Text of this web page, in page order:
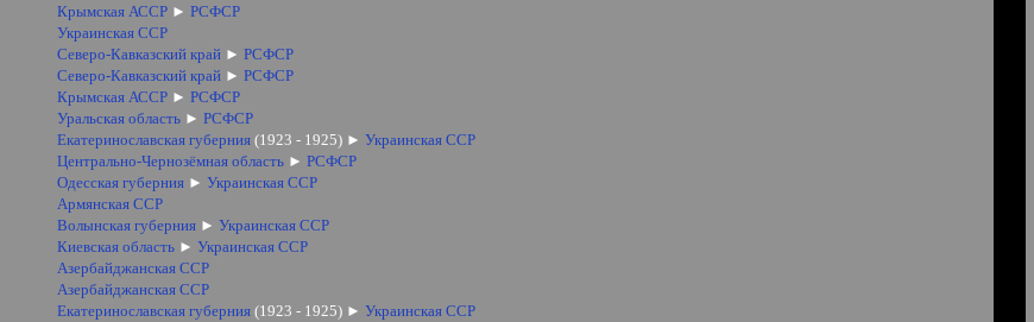
Крымская АССР ► РСФСР
Украинская ССР
Северо-Кавказский край ► РСФСР
Северо-Кавказский край ► РСФСР
Крымская АССР ► РСФСР
Уральская область ► РСФСР
Екатеринославская губерния (1923 - 1925) ► Украинская ССР
Центрально-Чернозёмная область ► РСФСР
Одесская губерния ► Украинская ССР
Армянская ССР
Волынская губерния ► Украинская ССР
Киевская область ► Украинская ССР
Азербайджанская ССР
Азербайджанская ССР
Екатеринославская губерния (1923 - 1925) ► Украинская ССР